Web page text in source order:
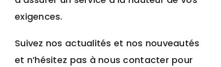
exigences.
Suivez nos actualités et nos nouveautés
et n’hésitez pas à nous contacter pour